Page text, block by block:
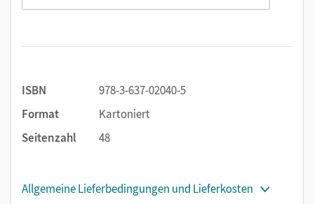
ISBN
978-3-637-02040-5
Format
Kartoniert
Seitenzahl
48
Allgemeine Lieferbedingungen und Lieferkosten